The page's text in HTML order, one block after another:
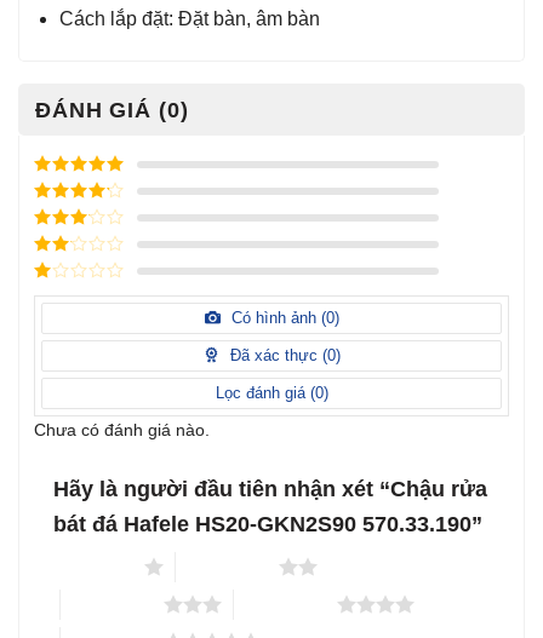
Cách lắp đặt: Đặt bàn, âm bàn
ĐÁNH GIÁ (0)
Được xếp
hạng
5
5
sao
Được xếp
hạng
4
5
sao
Được
xếp
hạng3
5 sao
Được
hạng
sao
Được
hạng
sao
Có hình ảnh (0)
Đã xác thực (0)
Lọc đánh giá (0)
Chưa có đánh giá nào.
Hãy là người đầu tiên nhận xét “Chậu rửa
bát đá Hafele HS20-GKN2S90 570.33.190”